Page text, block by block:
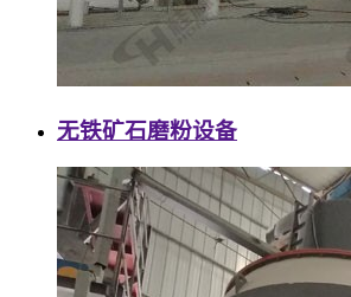
无铁矿石磨粉设备